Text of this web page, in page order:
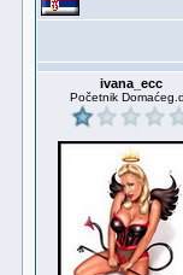
ivana_ecc
Početnik